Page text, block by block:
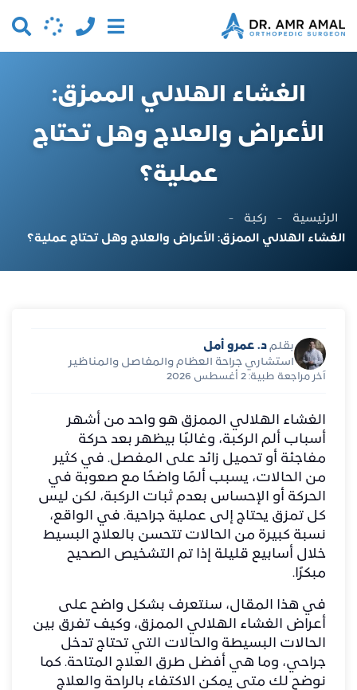
الغشاء الهلالي الممزق:
الأعراض والعلاج وهل تحتاج
عملية؟
الرئيسية - ركبة
-
الغشاء الهلالي الممزق: الأعراض والعلاج وهل تحتاج عملية؟
بقلم د. عمرو أمل
استشاري جراحة العظام والمفاصل والمناظير
آخر مراجعة طبية: 2 أغسطس 2026
الغشاء الهلالي الممزق هو واحد من أشهر
أسباب ألم الركبة، وغالبًا بيظهر بعد حركة
مفاجئة أو تحميل زائد على المفصل. في كثير
من الحالات، يسبب ألمًا واضحًا مع صعوبة في
الحركة أو الإحساس بعدم ثبات الركبة، لكن ليس
كل تمزق يحتاج إلى عملية جراحية. في الواقع،
نسبة كبيرة من الحالات تتحسن بالعلاج البسيط
خلال أسابيع قليلة إذا تم التشخيص الصحيح
مبكرًا.
في هذا المقال، سنتعرف بشكل واضح على
أعراض الغشاء الهلالي الممزق، وكيف تفرق بين
الحالات البسيطة والحالات التي تحتاج تدخل
جراحي، وما هي أفضل طرق العلاج المتاحة. كما
نوضح لك متى يمكن الاكتفاء بالراحة والعلاج